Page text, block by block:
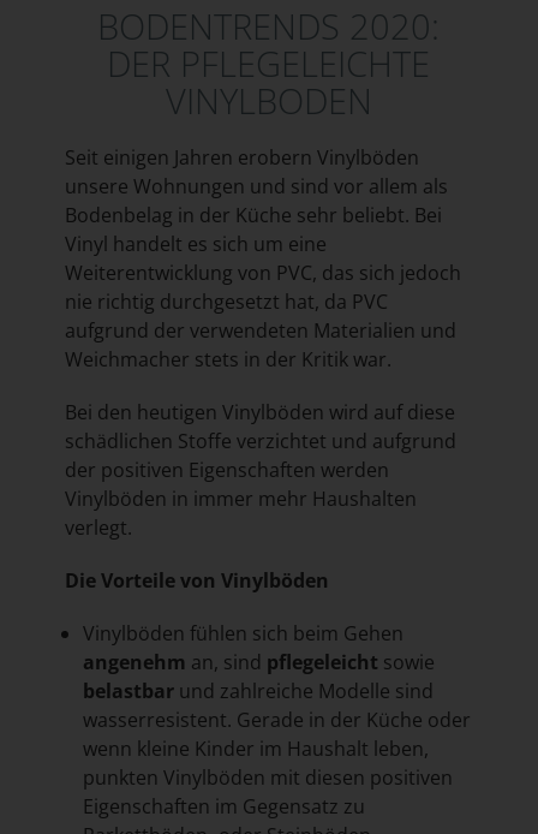
BODENTRENDS 2020:
DER PFLEGELEICHTE
VINYLBODEN
Seit einigen Jahren erobern Vinylböden
unsere Wohnungen und sind vor allem als
Bodenbelag in der Küche sehr beliebt. Bei
Vinyl handelt es sich um eine
Weiterentwicklung von PVC, das sich jedoch
nie richtig durchgesetzt hat, da PVC
aufgrund der verwendeten Materialien und
Weichmacher stets in der Kritik war.
Bei den heutigen Vinylböden wird auf diese
schädlichen Stoffe verzichtet und aufgrund
der positiven Eigenschaften werden
Vinylböden in immer mehr Haushalten
verlegt.
Die Vorteile von Vinylböden
Vinylböden fühlen sich beim Gehen
angenehm an, sind pflegeleicht sowie
belastbarund zahlreiche Modelle sind
wasserresistent. Gerade in der Küche oder
wenn kleine Kinder im Haushalt leben,
punkten Vinylböden mit diesen positiven
Eigenschaften im Gegensatz zu